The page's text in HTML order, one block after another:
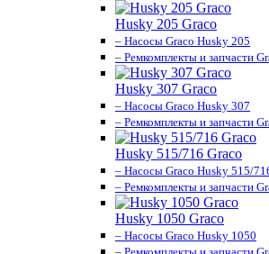
Husky 205 Graco
– Насосы Graco Husky 205
– Ремкомплекты и запчасти
Husky 307 Graco
– Насосы Graco Husky 307
– Ремкомплекты и запчасти
Husky 515/716 Graco
– Насосы Graco Husky 515/
– Ремкомплекты и запчасти
Husky 1050 Graco
– Насосы Graco Husky 1050